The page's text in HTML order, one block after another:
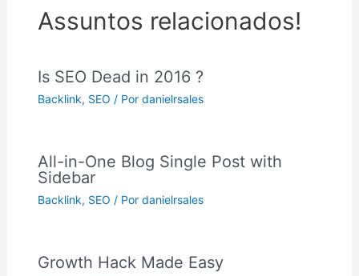
Assuntos relacionados!
Is SEO Dead in 2016 ?
Backlink, SEO / Pordanielrsales
All-in-One Blog Single Post with
Sidebar
Backlink, SEO / Pordanielrsales
Growth Hack Made Easy